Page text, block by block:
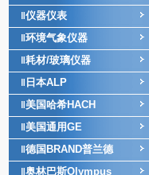
仪器仪表
环境气象仪器
耗材/玻璃仪器
日本ALP
美国哈希HACH
美国通用GE
德国BRAND普兰德
奥林巴斯Olympus